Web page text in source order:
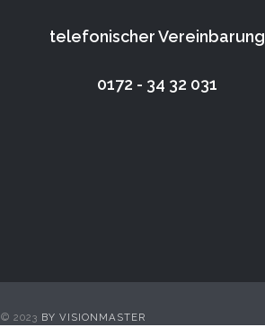
telefonischer Vereinbarung
0172 - 34 32 031
© 2023 BY VISIONMASTER